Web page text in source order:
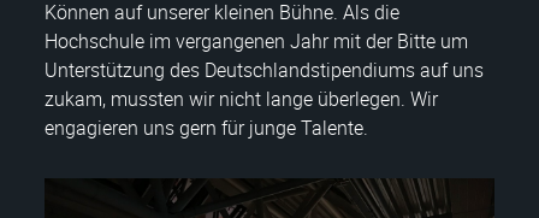
Können auf unserer kleinen Bühne. Als die
Hochschule im vergangenen Jahr mit der Bitte um
Unterstützung des Deutschlandstipendiums auf uns
zukam, mussten wir nicht lange überlegen. Wir
engagieren uns gern für junge Talente.